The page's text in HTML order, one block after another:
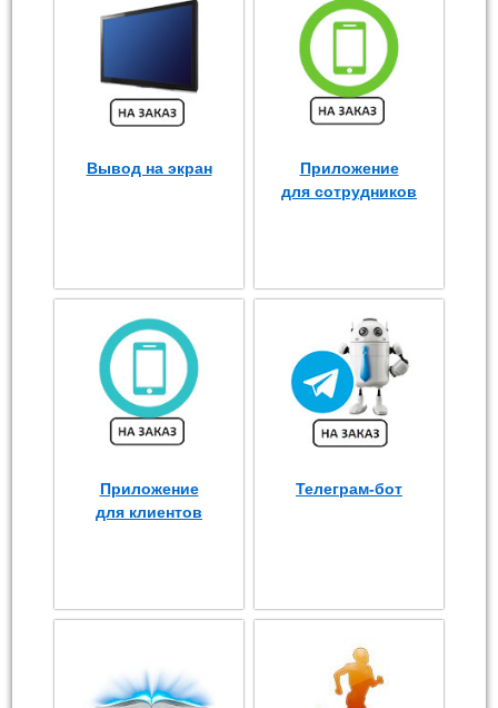
Вывод на экран
Приложение
для сотрудников
Приложение
для клиентов
Телеграм-бот